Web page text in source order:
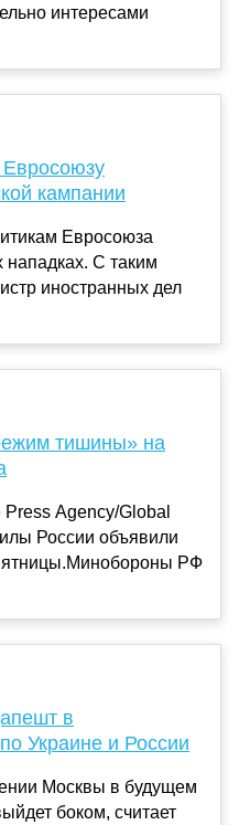
интересами
кампании
Евросоюза
нападках. С таким
иностранных дел
тишины» на
Agency/Global
России объявили
РФ
в
Украине и России
Москвы в будущем
боком, считает